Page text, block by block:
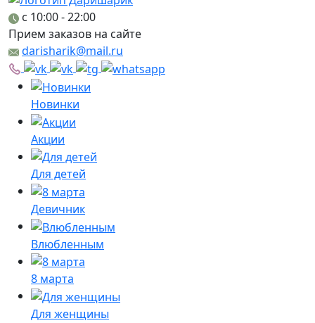
c 10:00 - 22:00
Прием заказов на сайте
darisharik@mail.ru
Новинки
Акции
Для детей
Девичник
Влюбленным
8 марта
Для женщины